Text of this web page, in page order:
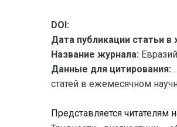
DOI:
Дата публикации статьи в
Название журнала:
Данные для цитирования:
статей в ежемесячном
Представляется читателям